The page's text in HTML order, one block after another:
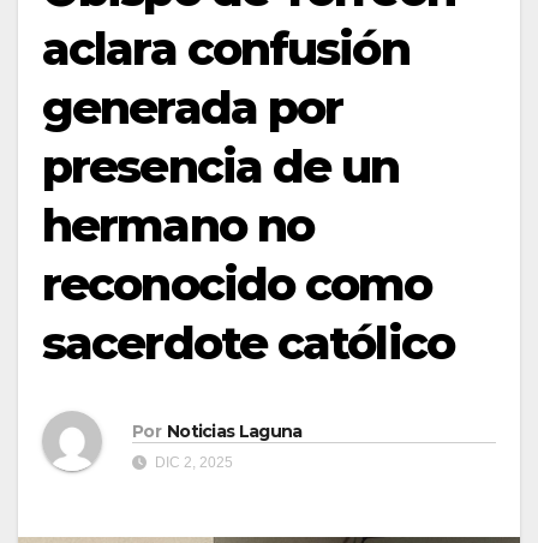
aclara confusión
generada por
presencia de un
hermano no
reconocido como
sacerdote católico
Por Noticias Laguna
DIC 2, 2025